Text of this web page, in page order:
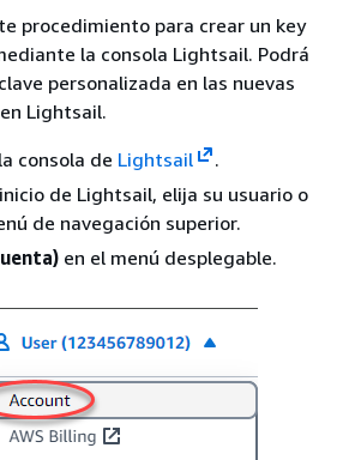
procedimiento para crear un key
la consola Lightsail. Podrá
personalizada en las nuevas
Lightsail.
consola de Lightsail
.
de Lightsail, elija su usuario o
de navegación superior.
en el menú desplegable.